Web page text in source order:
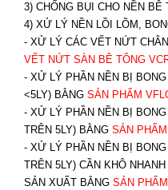
3) CHỐNG BỤI CHO NỀN BÊ
4) XỬ LÝ NỀN LỒI LÕM,
- XỬ LÝ CÁC VẾT NỨT
VẾT NỨT SÀN BÊ TÔNG
- XỬ LÝ PHẦN NỀN BỊ
<5LY) BẰNG SẢN PHẨM
- XỬ LÝ PHẦN NỀN BỊ
TRÊN 5LY) BẰNG SẢN
- XỬ LÝ PHẦN NỀN BỊ
TRÊN 5LY) CẦN KHÔ
SẢN XUẤT BẰNG SẢN